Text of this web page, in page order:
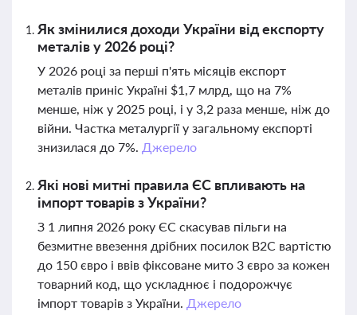
Як змінилися доходи України від експорту
металів у 2026 році?
У 2026 році за перші п'ять місяців експорт
металів приніс Україні $1,7 млрд, що на 7%
менше, ніж у 2025 році, і у 3,2 раза менше, ніж до
війни. Частка металургії у загальному експорті
знизилася до 7%. Джерело
Які нові митні правила ЄС впливають на
імпорт товарів з України?
З 1 липня 2026 року ЄС скасував пільги на
безмитне ввезення дрібних посилок B2C вартістю
до 150 євро і ввів фіксоване мито 3 євро за кожен
товарний код, що ускладнює і подорожчує
імпорт товарів з України. Джерело